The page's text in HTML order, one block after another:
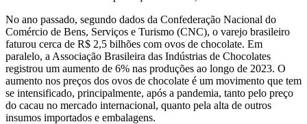
No ano passado, segundo dados da Confederação Nacional do
Comércio de Bens, Serviços e Turismo (CNC), o varejo brasileiro
faturou cerca de R$ 2,5 bilhões com ovos de chocolate. Em
paralelo, a Associação Brasileira das Indústrias de Chocolates
registrou um aumento de 6% nas produções ao longo de 2023. O
aumento nos preços dos ovos de chocolate é um movimento que tem
se intensificado, principalmente, após a pandemia, tanto pelo preço
do cacau no mercado internacional, quanto pela alta de outros
insumos importados e embalagens.